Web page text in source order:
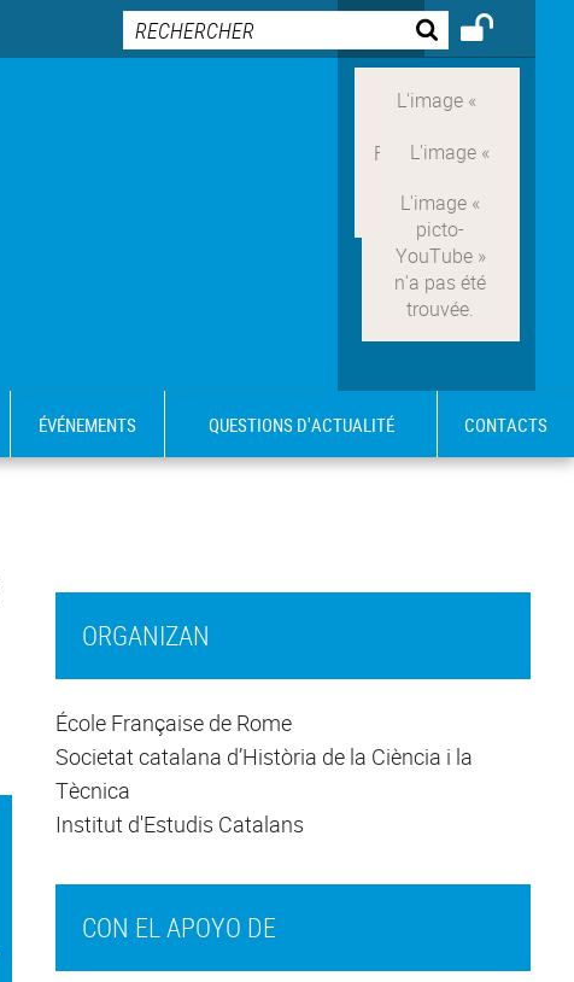
ÉVÉNEMENTS QUESTIONS D'ACTUALITÉ CONTACTS
ORGANIZAN
École Française de Rome
Societat catalana d’Història de la Ciència i la
Tècnica
Institut d'Estudis Catalans
CON EL APOYO DE